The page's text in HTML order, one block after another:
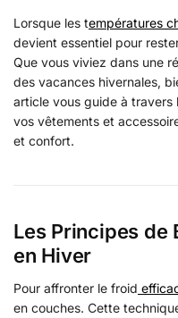
Lorsque les températures
devient essentiel pour
Que vous viviez dans une
des vacances hivernales,
article vous guide à travers
vos vêtements et
et confort.
Les Principes de
en Hiver
Pour affronter le froid
en couches. Cette